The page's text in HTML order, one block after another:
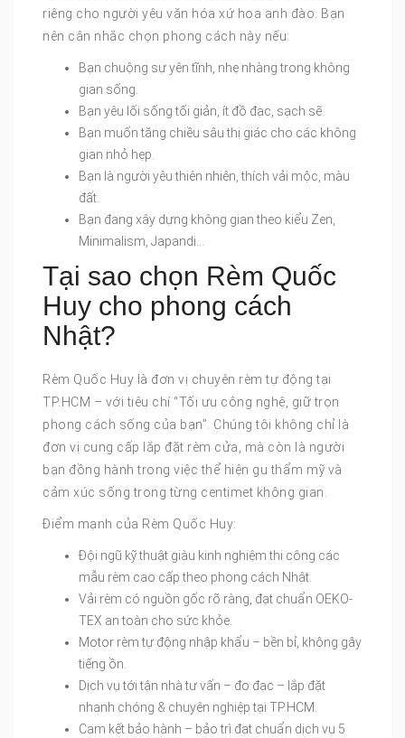
riêng cho người yêu văn hóa xứ hoa anh đào. Bạn
nên cân nhắc chọn phong cách này nếu:
Bạn chuộng sự yên tĩnh, nhẹ nhàng trong không
gian sống.
Bạn yêu lối sống tối giản, ít đồ đạc, sạch sẽ.
Bạn muốn tăng chiều sâu thị giác cho các không
gian nhỏ hẹp.
Bạn là người yêu thiên nhiên, thích vải mộc, màu
đất.
Bạn đang xây dựng không gian theo kiểu Zen,
Minimalism, Japandi…
Tại sao chọn Rèm Quốc
Huy cho phong cách
Nhật?
Rèm Quốc Huy là đơn vị chuyên rèm tự động tại
TP.HCM – với tiêu chí “Tối ưu công nghệ, giữ trọn
phong cách sống của bạn”. Chúng tôi không chỉ là
đơn vị cung cấp lắp đặt rèm cửa, mà còn là người
bạn đồng hành trong việc thể hiện gu thẩm mỹ và
cảm xúc sống trong từng centimet không gian.
Điểm mạnh của Rèm Quốc Huy:
Đội ngũ kỹ thuật giàu kinh nghiệm thi công các
mẫu rèm cao cấp theo phong cách Nhật.
Vải rèm có nguồn gốc rõ ràng, đạt chuẩn OEKO-
TEX an toàn cho sức khỏe.
Motor rèm tự động nhập khẩu – bền bỉ, không gây
tiếng ồn.
Dịch vụ tới tận nhà tư vấn – đo đạc – lắp đặt
nhanh chóng & chuyên nghiệp tại TP.HCM.
Cam kết bảo hành – bảo trì đạt chuẩn dịch vụ 5